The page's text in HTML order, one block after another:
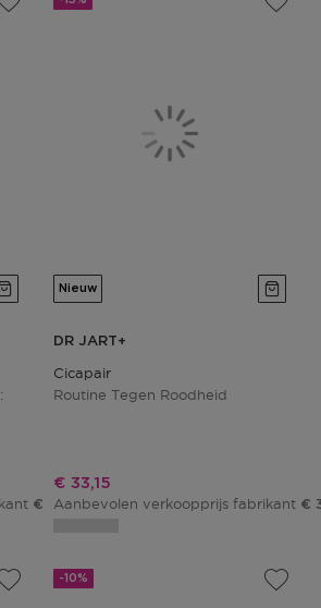
€ 98,00
Nieuw
DR JART+
Cicapair
Routine Tegen Roodheid
Kortingsprijs
€ 33,15
Aanbevolen verkoopprijs fabrikant €
-10%